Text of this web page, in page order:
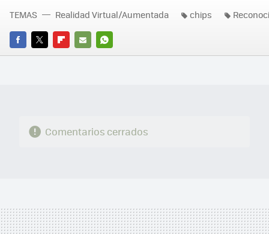
FACEBOOK
TWITTERFLIPBOARD
E-
WHATSAPP
TEMAS Realidad Virtual/Aumentada chips
Comentarios cerrados